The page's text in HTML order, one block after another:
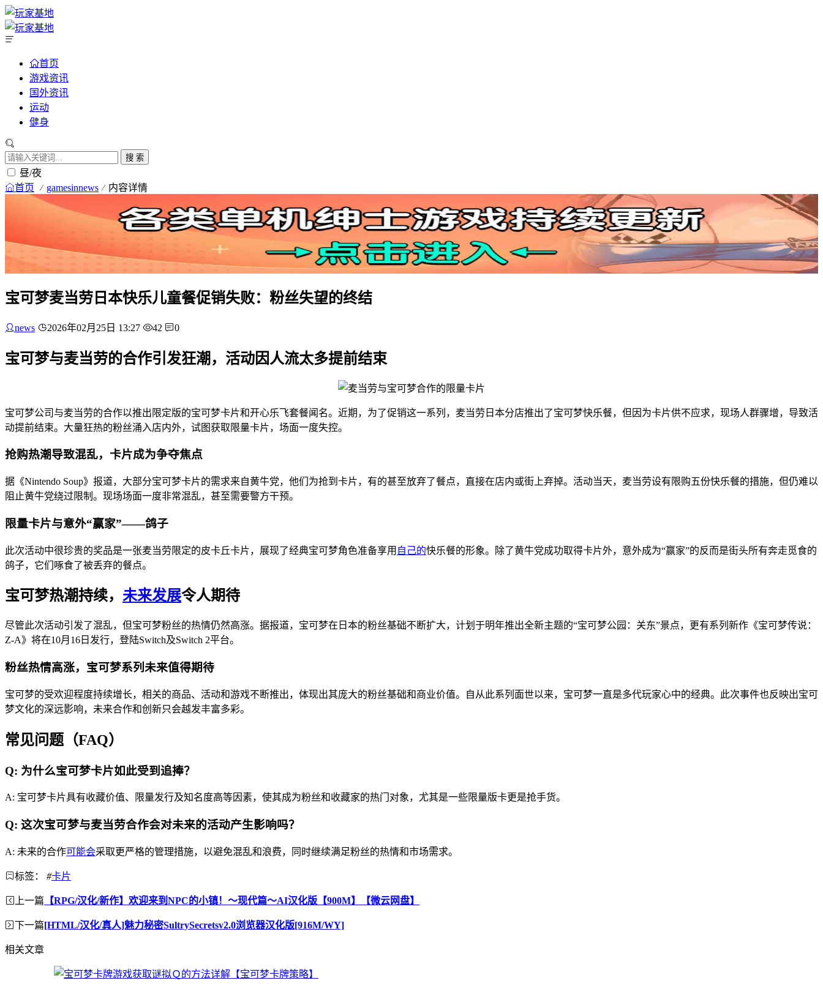
首页
游戏资讯
国外资讯
运动
健身
搜 索
昼/夜
首页 gamesinnews 内容详情
宝可梦麦当劳日本快乐儿童餐促销失败：粉丝失望的终结
news 2026年02月25日 13:27 42 0
宝可梦与麦当劳的合作引发狂潮，活动因人流太多提前结束
宝可梦公司与麦当劳的合作以推出限定版的宝可梦卡片和开心乐飞套餐闻名。近期，为了促销这一系列，麦当劳日本分店推出了宝可梦快乐餐，但因为卡片供不应求，现场人群骤增，导致活
动提前结束。大量狂热的粉丝涌入店内外，试图获取限量卡片，场面一度失控。
抢购热潮导致混乱，卡片成为争夺焦点
据《Nintendo Soup》报道，大部分宝可梦卡片的需求来自黄牛党，他们为抢到卡片，有的甚至放弃了餐点，直接在店内或街上弃掉。活动当天，麦当劳设有限购五份快乐餐的措施，但仍难以
阻止黄牛党绕过限制。现场场面一度非常混乱，甚至需要警方干预。
限量卡片与意外“赢家”——鸽子
此次活动中很珍贵的奖品是一张麦当劳限定的皮卡丘卡片，展现了经典宝可梦角色准备享用 自己的快乐餐的形象。除了黄牛党成功取得卡片外，意外成为“赢家”的反而是街头所有奔走觅食的
鸽子，它们啄食了被丢弃的餐点。
宝可梦热潮持续， 未来发展令人期待
尽管此次活动引发了混乱，但宝可梦粉丝的热情仍然高涨。据报道，宝可梦在日本的粉丝基础不断扩大，计划于明年推出全新主题的“宝可梦公园：关东”景点，更有系列新作《宝可梦传说：
Z-A》将在10月16日发行，登陆Switch及Switch 2平台。
粉丝热情高涨，宝可梦系列未来值得期待
宝可梦的受欢迎程度持续增长，相关的商品、活动和游戏不断推出，体现出其庞大的粉丝基础和商业价值。自从此系列面世以来，宝可梦一直是多代玩家心中的经典。此次事件也反映出宝可
梦文化的深远影响，未来合作和创新只会越发丰富多彩。
常见问题（FAQ）
Q: 为什么宝可梦卡片如此受到追捧？
A: 宝可梦卡片具有收藏价值、限量发行及知名度高等因素，使其成为粉丝和收藏家的热门对象，尤其是一些限量版卡更是抢手货。
Q: 这次宝可梦与麦当劳合作会对未来的活动产生影响吗？
A: 未来的合作可能会采取更严格的管理措施，以避免混乱和浪费，同时继续满足粉丝的热情和市场需求。
标签： #卡片
上一篇 【RPG/汉化/新作】欢迎来到NPC的小镇！～现代篇～AI汉化版【900M】【微云网盘】
下一篇[HTML/汉化/真人]魅力秘密SultrySecretsv2.0浏览器汉化版[916M/WY]
相关文章